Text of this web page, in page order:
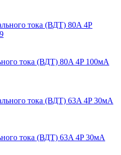
тока (ВДТ) 80A 4P 100мА
тока (ВДТ) 63A 4P 30мА